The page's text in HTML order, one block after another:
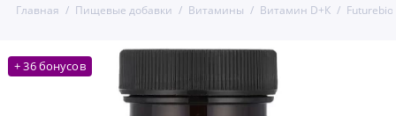
Главная Пищевые добавки Витамины Витамин D+К
+ 36 бонусов